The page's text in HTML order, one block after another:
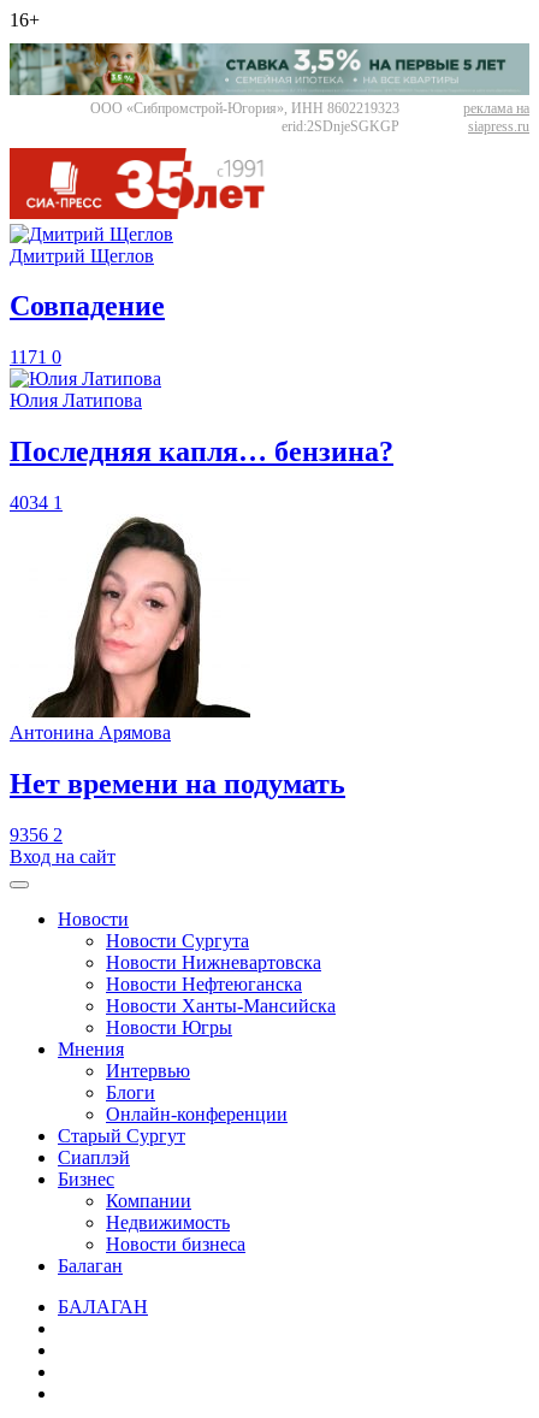
16+
ООО «Сибпромстрой-Югория», ИНН 8602219323
erid:2SDnjeSGKGP
реклама на
siapress.ru
Дмитрий Щеглов
​Совпадение
1171 0
Юлия Латипова
​Последняя капля… бензина?
4034 1
Антонина Арямова
​Нет времени на подумать
9356 2
Вход на сайт
Новости
Новости Сургута
Новости Нижневартовска
Новости Нефтеюганска
Новости Ханты-Мансийска
Новости Югры
Мнения
Интервью
Блоги
Онлайн-конференции
Старый Сургут
Сиаплэй
Бизнес
Компании
Недвижимость
Новости бизнеса
Балаган
БАЛАГАН